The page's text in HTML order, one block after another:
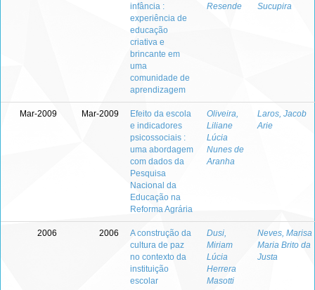
infância :
experiência de
educação
criativa e
brincante em
uma
comunidade de
aprendizagem
Resende
Sucupira
Mar-2009 Mar-2009
Efeito da escola
e indicadores
psicossociais :
uma abordagem
com dados da
Pesquisa
Nacional da
Educação na
Reforma Agrária
Oliveira,
Liliane
Lúcia
Nunes de
Aranha
Laros, Jacob
Arie
2006 2006
A construção da
cultura de paz
no contexto da
instituição
escolar
Dusi,
Miriam
Lúcia
Herrera
Masotti
Neves, Marisa
Maria Brito da
Justa